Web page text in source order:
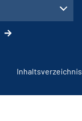
Inhaltsverzeichnis